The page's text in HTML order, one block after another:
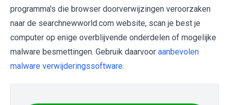
programma's die browser doorverwijzingen veroorzaken
naar de searchnewworld.com website, scan je best je
computer op enige overblijvende onderdelen of mogelijke
malware besmettingen. Gebruik daarvoor aanbevolen
malware verwijderingssoftware.